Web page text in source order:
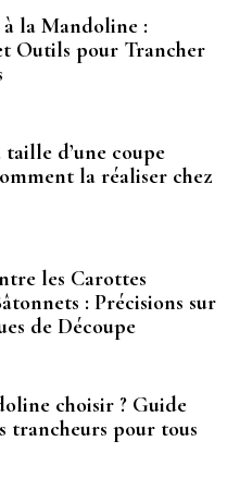
la Mandoline :
Outils pour Trancher
d’une coupe
la réaliser chez
les Carottes
: Précisions sur
de Découpe
choisir ? Guide
trancheurs pour tous